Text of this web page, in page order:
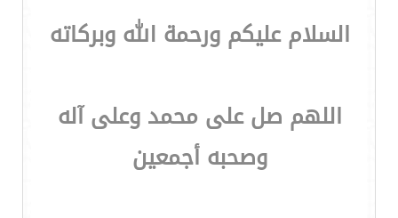
السلام عليكم ورحمة الله وبركاته
اللهم صل على محمد وعلى آله
وصحبه أجمعين